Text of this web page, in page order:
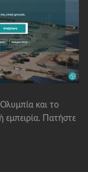
και το
εμπειρία. Πατήστε